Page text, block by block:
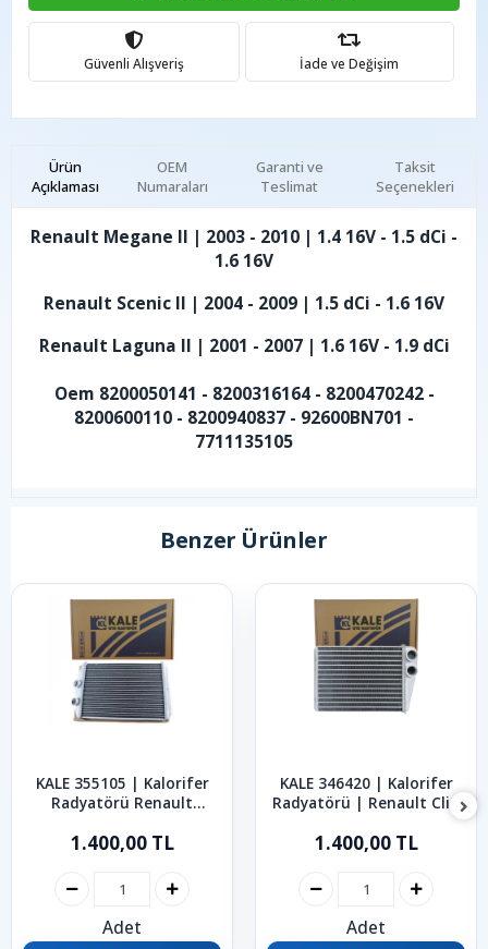
Güvenli Alışveriş İade ve Değişim
Ürün
Açıklaması
Garanti ve
Teslimat
Taksit
Seçenekleri
OEM
Numaraları
Renault Megane II | 2003 - 2010 | 1.4 16V - 1.5 dCi -
1.6 16V
Renault Scenic II | 2004 - 2009 | 1.5 dCi - 1.6 16V
Renault Laguna II | 2001 - 2007 | 1.6 16V - 1.9 dCi
Oem 8200050141 - 8200316164 - 8200470242 -
8200600110 - 8200940837 - 92600BN701 -
7711135105
Benzer Ürünler
KALE 355105 | Kalorifer
Radyatörü Renault
1.400,00 TL
Adet
KALE 346420 | Kalorifer
Radyatörü | Renault Clio
1.400,00 TL
Adet